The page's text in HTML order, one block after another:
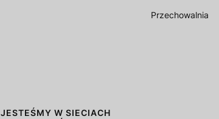
Przechowalnia
JESTEŚMY W SIECIACH